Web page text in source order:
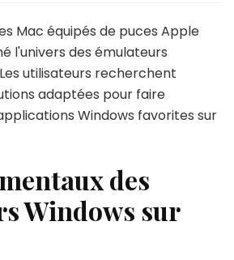
Mac équipés de puces Apple
l'univers des émulateurs
utilisateurs recherchent
adaptées pour faire
Windows favorites sur
des
Windows sur